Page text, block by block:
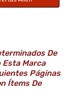
De
Esta Marca
Páginas
Ítems De